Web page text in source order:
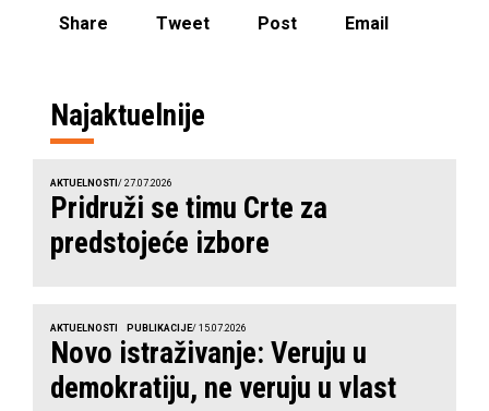
Share
Tweet Post Email
Najaktuelnije
AKTUELNOSTI / 27.07.2026
Pridruži se timu Crte za
predstojeće izbore
AKTUELNOSTI PUBLIKACIJE/ 15.07.2026
Novo istraživanje: Veruju u
demokratiju, ne veruju u vlast